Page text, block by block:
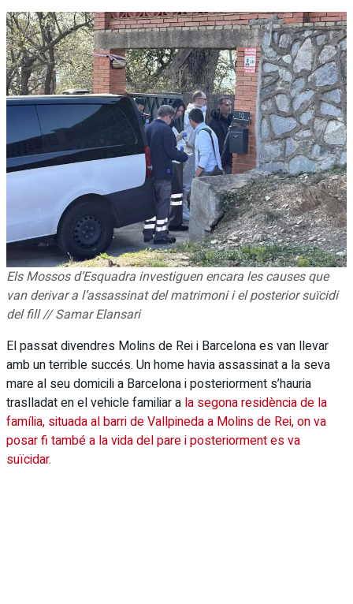
Els Mossos d’Esquadra investiguen encara les causes que
van derivar a l’assassinat del matrimoni i el posterior suïcidi
del fill // Samar Elansari
El passat divendres Molins de Rei i Barcelona es van llevar
amb un terrible succés. Un home havia assassinat a la seva
mare al seu domicili a Barcelona i posteriorment s’hauria
traslladat en el vehicle familiar a la segona residència de la
família, situada al barri de Vallpineda a Molins de Rei, on va
posar fi també a la vida del pare i posteriorment es va
suïcidar.